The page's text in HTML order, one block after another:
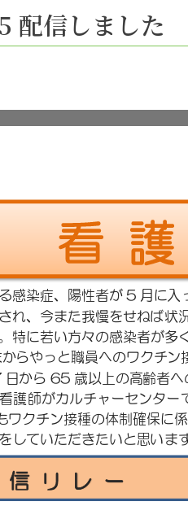
配信しました